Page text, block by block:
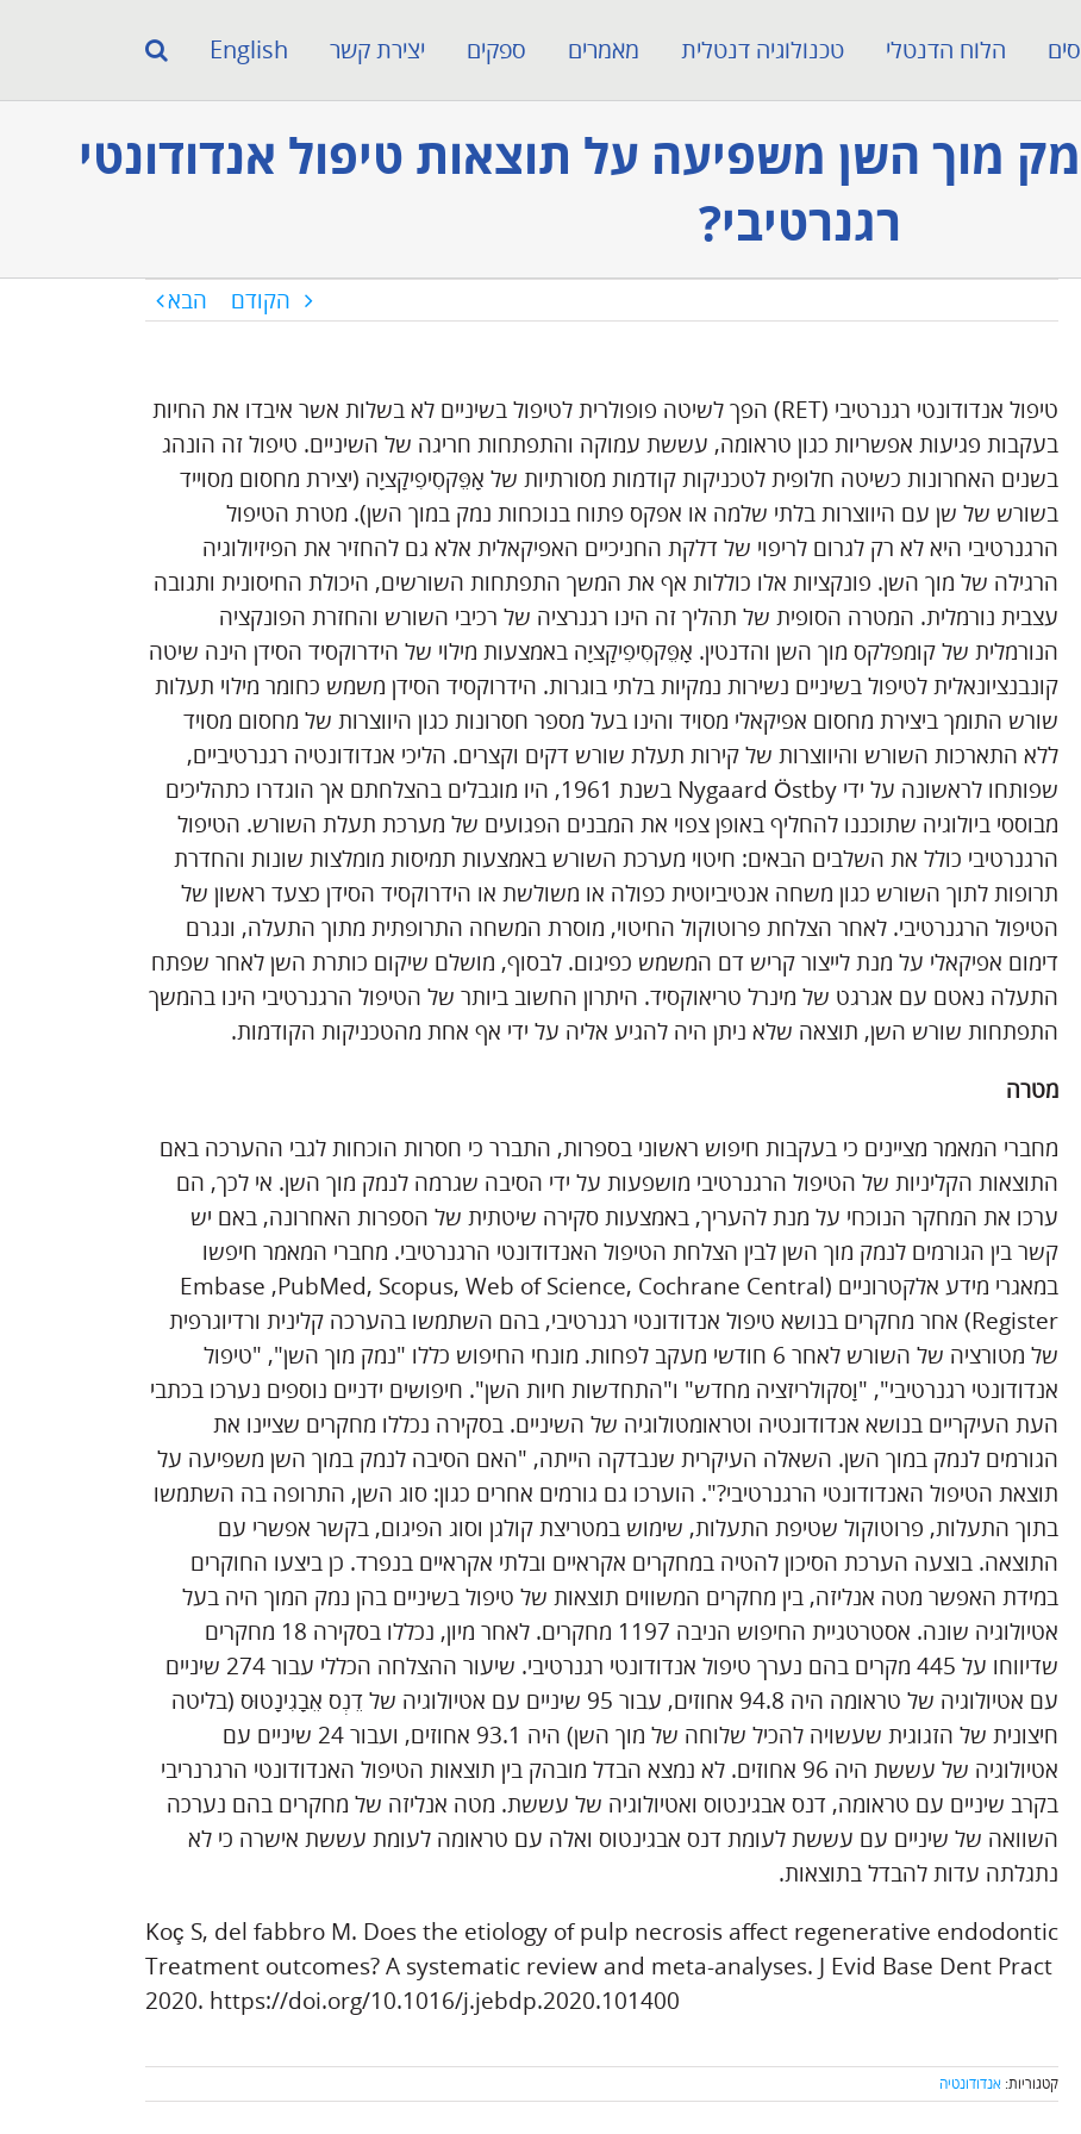
הלוח הדנטלי טכנולוגיה דנטלית מאמרים ספקים יצירת קשר English
מוך השן משפיעה על תוצאות טיפול אנדודונטי
רגנרטיבי?
הקודם הבא
טיפול אנדודונטי רגנרטיבי (RET) הפך לשיטה פופולרית לטיפול בשיניים לא בשלות אשר איבדו את החיות
בעקבות פגיעות אפשריות כגון טראומה, עששת עמוקה והתפתחות חריגה של השיניים. טיפול זה הונהג
בשנים האחרונות כשיטה חלופית לטכניקות קודמות מסורתיות של אָפֵּקסִיפִיקָציָה (יצירת מחסום מסוייד
בשורש של שן עם היווצרות בלתי שלמה או אפקס פתוח בנוכחות נמק במוך השן). מטרת הטיפול
הרגנרטיבי היא לא רק לגרום לריפוי של דלקת החניכיים האפיקאלית אלא גם להחזיר את הפיזיולוגיה
הרגילה של מוך השן. פונקציות אלו כוללות אף את המשך התפתחות השורשים, היכולת החיסונית ותגובה
עצבית נורמלית. המטרה הסופית של תהליך זה הינו רגנרציה של רכיבי השורש והחזרת הפונקציה
הנורמלית של קומפלקס מוך השן והדנטין. אָפֵּקסִיפִיקָציָה באמצעות מילוי של הידרוקסיד הסידן הינה שיטה
קונבנציונאלית לטיפול בשיניים נשירות נמקיות בלתי בוגרות. הידרוקסיד הסידן משמש כחומר מילוי תעלות
שורש התומך ביצירת מחסום אפיקאלי מסויד והינו בעל מספר חסרונות כגון היווצרות של מחסום מסויד
ללא התארכות השורש והיווצרות של קירות תעלת שורש דקים וקצרים. הליכי אנדודונטיה רגנרטיביים,
שפותחו לראשונה על ידי Nygaard Östby בשנת 1961, היו מוגבלים בהצלחתם אך הוגדרו כתהליכים
מבוססי ביולוגיה שתוכננו להחליף באופן צפוי את המבנים הפגועים של מערכת תעלת השורש. הטיפול
הרגנרטיבי כולל את השלבים הבאים: חיטוי מערכת השורש באמצעות תמיסות מומלצות שונות והחדרת
תרופות לתוך השורש כגון משחה אנטיביוטית כפולה או משולשת או הידרוקסיד הסידן כצעד ראשון של
הטיפול הרגנרטיבי. לאחר הצלחת פרוטוקול החיטוי, מוסרת המשחה התרופתית מתוך התעלה, ונגרם
דימום אפיקאלי על מנת לייצור קריש דם המשמש כפיגום. לבסוף, מושלם שיקום כותרת השן לאחר שפתח
התעלה נאטם עם אגרגט של מינרל טריאוקסיד. היתרון החשוב ביותר של הטיפול הרגנרטיבי הינו בהמשך
התפתחות שורש השן, תוצאה שלא ניתן היה להגיע אליה על ידי אף אחת מהטכניקות הקודמות.
מטרה
מחברי המאמר מציינים כי בעקבות חיפוש ראשוני בספרות, התברר כי חסרות הוכחות לגבי ההערכה באם
התוצאות הקליניות של הטיפול הרגנרטיבי מושפעות על ידי הסיבה שגרמה לנמק מוך השן. אי לכך, הם
ערכו את המחקר הנוכחי על מנת להעריך, באמצעות סקירה שיטתית של הספרות האחרונה, באם יש
קשר בין הגורמים לנמק מוך השן לבין הצלחת הטיפול האנדודונטי הרגנרטיבי. מחברי המאמר חיפשו
במאגרי מידע אלקטרוניים (Embase ,PubMed, Scopus, Web of Science, Cochrane Central
Register) אחר מחקרים בנושא טיפול אנדודונטי רגנרטיבי, בהם השתמשו בהערכה קלינית ורדיוגרפית
של מטורציה של השורש לאחר 6 חודשי מעקב לפחות. מונחי החיפוש כללו "נמק מוך השן", "טיפול
אנדודונטי רגנרטיבי", "וָסקולריזציה מחדש" ו"התחדשות חיות השן". חיפושים ידניים נוספים נערכו בכתבי
העת העיקריים בנושא אנדודונטיה וטראומטולוגיה של השיניים. בסקירה נכללו מחקרים שציינו את
הגורמים לנמק במוך השן. השאלה העיקרית שנבדקה הייתה, "האם הסיבה לנמק במוך השן משפיעה על
תוצאת הטיפול האנדודונטי הרגנרטיבי?". הוערכו גם גורמים אחרים כגון: סוג השן, התרופה בה השתמשו
בתוך התעלות, פרוטוקול שטיפת התעלות, שימוש במטריצת קולגן וסוג הפיגום, בקשר אפשרי עם
התוצאה. בוצעה הערכת הסיכון להטיה במחקרים אקראיים ובלתי אקראיים בנפרד. כן ביצעו החוקרים
במידת האפשר מטה אנליזה, בין מחקרים המשווים תוצאות של טיפול בשיניים בהן נמק המוך היה בעל
אטיולוגיה שונה. אסטרטגיית החיפוש הניבה 1197 מחקרים. לאחר מיון, נכללו בסקירה 18 מחקרים
שדיווחו על 445 מקרים בהם נערך טיפול אנדודונטי רגנרטיבי. שיעור ההצלחה הכללי עבור 274 שיניים
עם אטיולוגיה של טראומה היה 94.8 אחוזים, עבור 95 שיניים עם אטיולוגיה של דֵנְס אֵבָגִינָטוּס (בליטה
חיצונית של הזגוגית שעשויה להכיל שלוחה של מוך השן) היה 93.1 אחוזים, ועבור 24 שיניים עם
אטיולוגיה של עששת היה 96 אחוזים. לא נמצא הבדל מובהק בין תוצאות הטיפול האנדודונטי הרגרנריבי
בקרב שיניים עם טראומה, דנס אבגינטוס ואטיולוגיה של עששת. מטה אנליזה של מחקרים בהם נערכה
השוואה של שיניים עם עששת לעומת דנס אבגינטוס ואלה עם טראומה לעומת עששת אישרה כי לא
נתגלתה עדות להבדל בתוצאות.
Koç S, del fabbro M. Does the etiology of pulp necrosis affect regenerative endodontic
Treatment outcomes? A systematic review and meta-analyses. J Evid Base Dent Pract
2020. https://doi.org/10.1016/j.jebdp.2020.101400
קטגוריות: אנדודונטיה